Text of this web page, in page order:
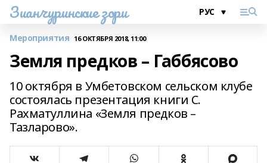
Зианчуринские зори
Мероприятия 16 ОКТЯБРЯ 2018, 11:00
Земля предков – Габбясово
10 октября в Умбетовском сельском клубе
состоялась презентация книги С.
Рахматуллина «Земля предков –
Тазларово».